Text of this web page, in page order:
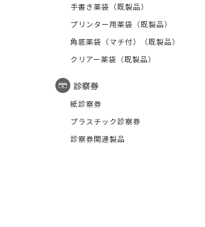
手書き薬袋（既製品）
プリンター用薬袋（既製品）
角底薬袋（マチ付）（既製品）
クリアー薬袋（既製品）
診察券
紙診察券
プラスチック診察券
診察券関連製品